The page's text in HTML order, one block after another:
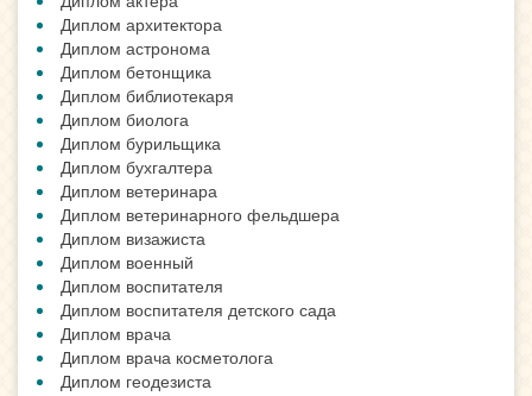
Диплом архитектора
Диплом астронома
Диплом бетонщика
Диплом библиотекаря
Диплом биолога
Диплом бурильщика
Диплом бухгалтера
Диплом ветеринара
Диплом ветеринарного фельдшера
Диплом визажиста
Диплом военный
Диплом воспитателя
Диплом воспитателя детского сада
Диплом врача
Диплом врача косметолога
Диплом геодезиста